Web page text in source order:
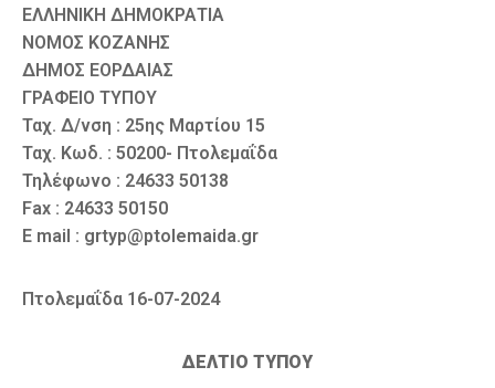
ΕΛΛΗΝΙΚΗ ΔΗΜΟΚΡΑΤΙΑ
ΝΟΜΟΣ ΚΟΖΑΝΗΣ
ΔΗΜΟΣ ΕΟΡΔΑΙΑΣ
ΓΡΑΦΕΙΟ ΤΥΠΟΥ
Ταχ. Δ/νση : 25ης Μαρτίου 15
Ταχ. Κωδ. : 50200- Πτολεμαΐδα
Τηλέφωνο : 24633 50138
Fax : 24633 50150
E mail : grtyp@ptolemaida.gr
Πτολεμαΐδα 16-07-2024
ΔΕΛΤΙΟ ΤΥΠΟΥ